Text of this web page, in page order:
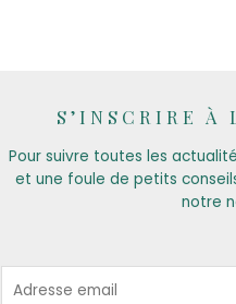
S’INSCRIRE À
Pour suivre toutes les
et une foule de petits
notre
m